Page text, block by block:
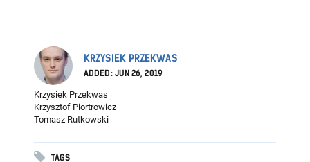
KRZYSIEK PRZEKWAS
ADDED: JUN 26, 2019
Krzysiek Przekwas
Krzysztof Piortrowicz
Tomasz Rutkowski
TAGS